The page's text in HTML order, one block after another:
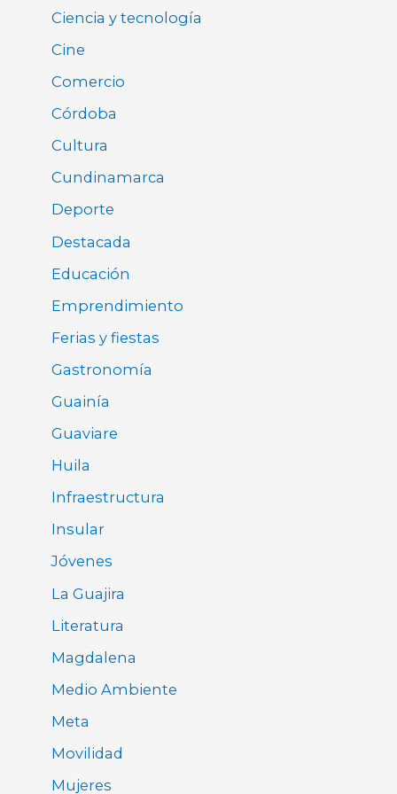
Ciencia y tecnología
Cine
Comercio
Córdoba
Cultura
Cundinamarca
Deporte
Destacada
Educación
Emprendimiento
Ferias y fiestas
Gastronomía
Guainía
Guaviare
Huila
Infraestructura
Insular
Jóvenes
La Guajira
Literatura
Magdalena
Medio Ambiente
Meta
Movilidad
Mujeres